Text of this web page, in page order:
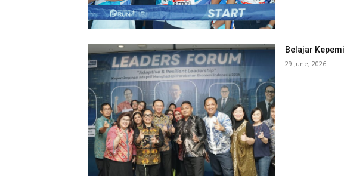
Belajar
29 June, 2026